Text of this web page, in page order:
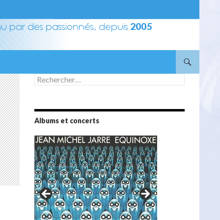
Rechercher :
Albums et concerts